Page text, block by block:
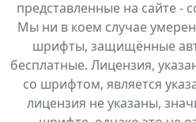
представленные на сайте -
Мы ни в коем случае
шрифты, защищённые
бесплатные. Лицензия,
со шрифтом, является
лицензия не указаны,